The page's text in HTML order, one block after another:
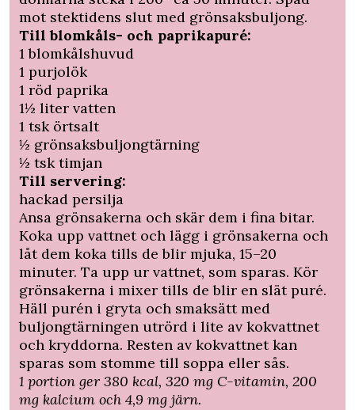
mot stektidens slut med grönsaksbuljong.
Till blomkåls- och paprikapuré:
1 blomkålshuvud
1 purjolök
1 röd paprika
1½ liter vatten
1 tsk örtsalt
½ grönsaksbuljongtärning
½ tsk timjan
Till servering:
hackad persilja
Ansa grönsakerna och skär dem i fina bitar.
Koka upp vattnet och lägg i grönsakerna och
låt dem koka tills de blir mjuka, 15–20
minuter. Ta upp ur vattnet, som sparas. Kör
grönsakerna i mixer tills de blir en slät puré.
Häll purén i gryta och smaksätt med
buljongtärningen utrörd i lite av kokvattnet
och kryddorna. Resten av kokvattnet kan
sparas som stomme till soppa eller sås.
1 portion ger 380 kcal, 320 mg C-vitamin, 200
mg kalcium och 4,9 mg järn.